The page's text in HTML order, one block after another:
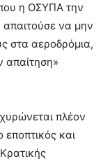
η ΟΣΥΠΑ την
απαιτούσε να μην
στα αεροδρόμια,
απαίτηση»
πλέον
και